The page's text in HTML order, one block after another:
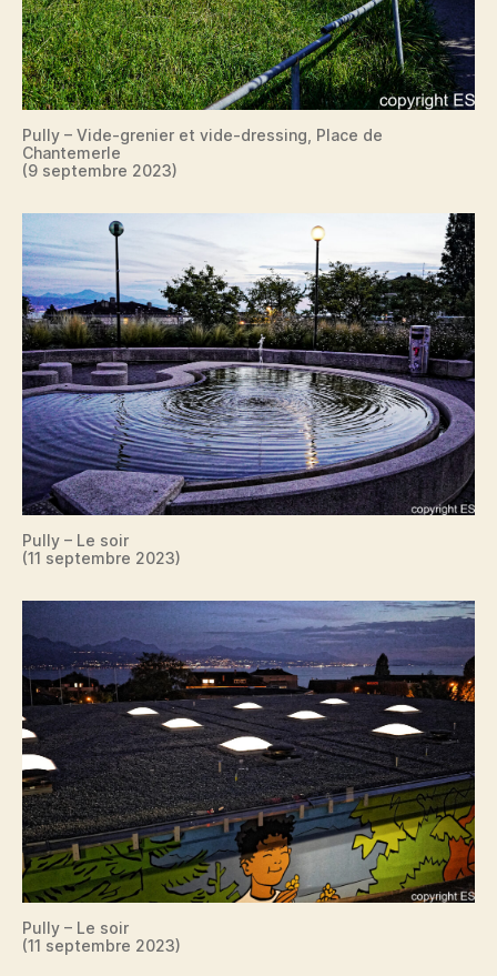
Pully – Vide-grenier et vide-dressing, Place de
Chantemerle
(9 septembre 2023)
Pully – Le soir
(11 septembre 2023)
Pully – Le soir
(11 septembre 2023)